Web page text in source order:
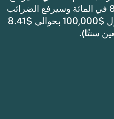
معدل الضريبة فعليًا بنسبة 8 في المائة وسيرفع الضرائب
للصيانة والعمليات على منزل $100,000 بحوالي $8.41
سنتًا).